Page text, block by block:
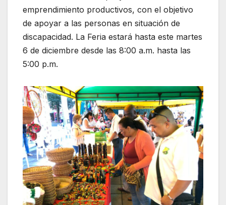
emprendimiento productivos, con el objetivo
de apoyar a las personas en situación de
discapacidad. La Feria estará hasta este martes
6 de diciembre desde las 8:00 a.m. hasta las
5:00 p.m.